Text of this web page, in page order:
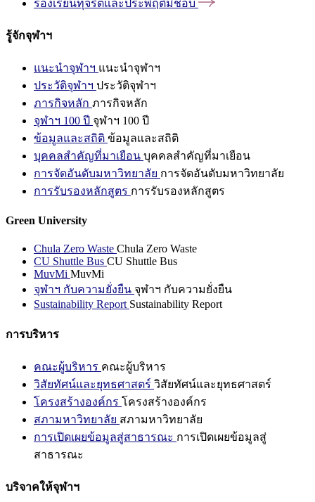
ร้องเรียนทุจริตและประพฤติมิชอบ
รู้จักจุฬาฯ
แนะนำจุฬาฯ แนะนำจุฬาฯ
ประวัติจุฬาฯ ประวัติจุฬาฯ
ภารกิจหลัก ภารกิจหลัก
จุฬาฯ 100 ปี จุฬาฯ 100 ปี
ข้อมูลและสถิติ ข้อมูลและสถิติ
บุคคลสำคัญที่มาเยือน บุคคลสำคัญที่มาเยือน
การจัดอันดับมหาวิทยาลัย การจัดอันดับมหาวิทยาลัย
การรับรองหลักสูตร การรับรองหลักสูตร
Green University
Chula Zero Waste Chula Zero Waste
CU Shuttle Bus CU Shuttle Bus
MuvMi MuvMi
จุฬาฯ กับความยั่งยืน จุฬาฯ กับความยั่งยืน
Sustainability Report Sustainability Report
การบริหาร
คณะผู้บริหาร คณะผู้บริหาร
วิสัยทัศน์และยุทธศาสตร์ วิสัยทัศน์และยุทธศาสตร์
โครงสร้างองค์กร โครงสร้างองค์กร
สภามหาวิทยาลัย สภามหาวิทยาลัย
การเปิดเผยข้อมูลสู่สาธารณะ การเปิดเผยข้อมูลสู่
สาธารณะ
บริจาคให้จุฬาฯ